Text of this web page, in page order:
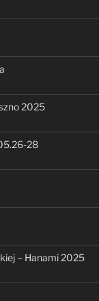
2025
28
– Hanami 2025